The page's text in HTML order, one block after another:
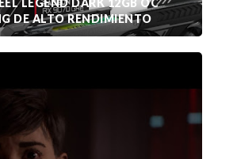
LEGEND DARK 12GB OC
DE ALTO RENDIMIENTO